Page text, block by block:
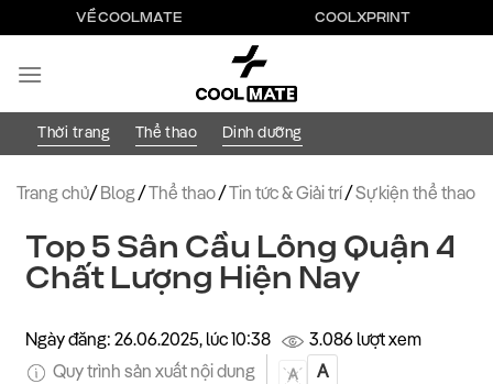
qua
nội
VỀ COOLMATE COOLXPRINT
Thời trang Thể thao Dinh dưỡng
Trang chủ/ Blog/ Thể thao/ Tin tức & Giải trí/Sự kiện thể thao
Top 5 Sân Cầu Lông Quận 4
Chất Lượng Hiện Nay
Ngày đăng: 26.06.2025, lúc 10:38
3.086 lượt xem
Quy trình sản xuất nội dung
A A